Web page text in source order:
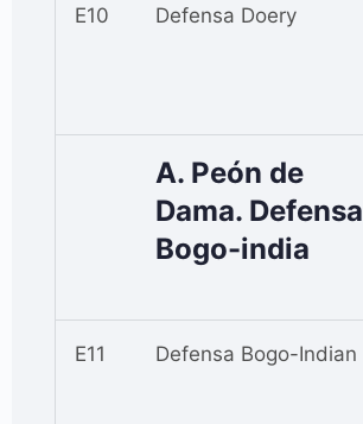
E10 Defensa Doery
A. Peón de
Dama. Defensa
Bogo-india
E11 Defensa Bogo-Indian